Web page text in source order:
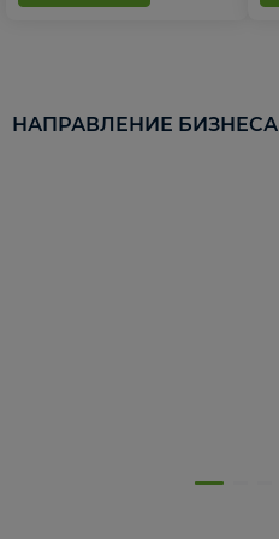
НАПРАВЛЕНИЕ БИЗНЕСА